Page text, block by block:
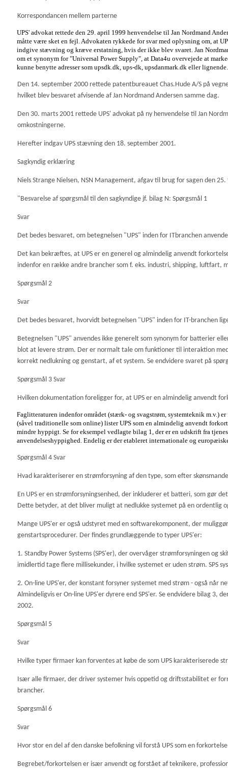
Korrespondancen mellem parterne
UPS' advokat rettede den 29. april 1999 henvendelse til Jan Nordmand
måtte være sket en fejl. Advokaten rykkede for svar med oplysning om, at
indgive stævning og kræve erstatning, hvis der ikke blev svaret. Jan
om et synonym for "Universal Power Supply", at Data4u overvejede at
kunne benytte adresser som upsdk.dk, ups-dk, upsdanmark.dk eller
Den 14. september 2000 rettede patentbureauet Chas.Hude A/S på
hvilket blev besvaret afvisende af Jan Nordmand Andersen samme dag.
Den 30. marts 2001 rettede UPS' advokat på ny henvendelse til Jan
omkostningerne.
Herefter indgav UPS stævning den 18. september 2001.
Sagkyndig erklæring
Niels Strange Nielsen, NSN Management, afgav til brug for sagen den
"Besvarelse af spørgsmål til den sagkyndige jf. bilag N: Spørgsmål 1
Svar
Det bedes besvaret, om betegnelsen "UPS" inden for ITbranchen
Det kan bekræftes, at UPS er en generel og almindelig anvendt
indenfor en række andre brancher som f. eks. industri, shipping,
Spørgsmål 2
Svar
Det bedes besvaret, hvorvidt betegnelsen "UPS" inden for IT-branchen
Betegnelsen "UPS" anvendes ikke generelt som synonym for batterier
blot at levere strøm. Der er normalt tale om funktioner til interaktion
korrekt nedlukning og genstart, af et system. Se endvidere svaret på
Spørgsmål 3 Svar
Hvilken dokumentation foreligger for, at UPS er en almindelig anvendt
Faglitteraturen indenfor området (stærk- og svagstrøm, systemteknik m.v.)
(såvel traditionelle som online) lister UPS som en almindelig anvendt
mindre hyppigt. Se for eksempel vedlagte bilag 1, der er en udskrift fra
anvendelseshyppighed. Endelig er der etableret internationale og
Spørgsmål 4 Svar
Hvad karakteriserer en strømforsyning af den type, som efter
En UPS er en strømforsyningsenhed, der inkluderer et batteri, som gør
Dette betyder, at det bliver muligt at nedlukke systemet på en ordentlig
Mange UPS'er er også udstyret med en softwarekomponent, der
genstartsprocedurer. Der findes grundlæggende to typer UPS'er:
1. Standby Power Systems (SPS'er), der overvåger strømforsyningen
imidlertid tage flere millisekunder, i hvilke systemet er uden strøm. SPS
2. On-line UPS'er, der konstant forsyner systemet med strøm - også
Almindeligvis er On-line UPS'er dyrere end SPS'er. Se endvidere bilag 3,
2002.
Spørgsmål 5
Svar
Hvilke typer firmaer kan forventes at købe de som UPS karakteriserede
Især alle firmaer, der driver systemer hvis oppetid og driftsstabilitet er
brancher.
Spørgsmål 6
Svar
Hvor stor en del af den danske befolkning vil forstå UPS som en
Begrebet/forkortelsen er især anvendt og forstået af teknikere,